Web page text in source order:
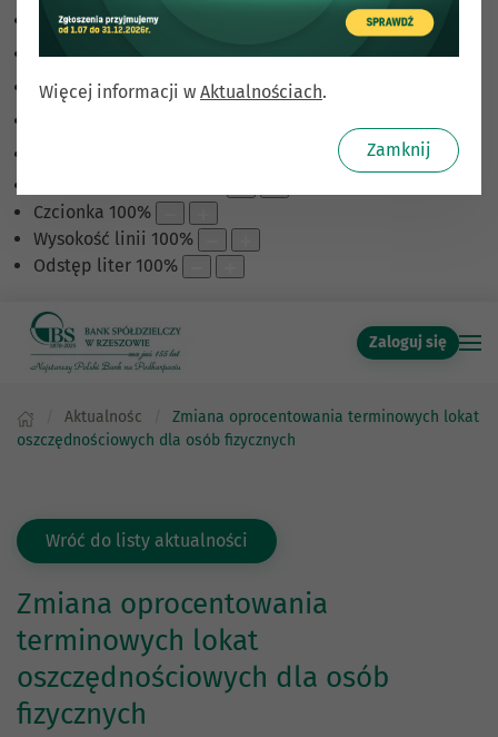
Wysokie nasycenie
Zaznacz linki
Zaznacz nagłówki
Czcionka 100%
Wysokość linii 100%
Odstęp liter 100%
Zaloguj się
Aktualnośc
Zmiana oprocentowania terminowych lokat
oszczędnościowych dla osób fizycznych
Wróć do listy aktualności
Zmiana oprocentowania
terminowych lokat
oszczędnościowych dla osób
fizycznych
Więcej informacji w Aktualnościach.
Zamknij